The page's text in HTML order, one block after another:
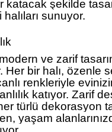
katacak şekilde
sunuyor.
ve zarif
Her bir halı, özenle
renkleriyle
katıyor. Zarif
türlü dekorasyon
yaşam